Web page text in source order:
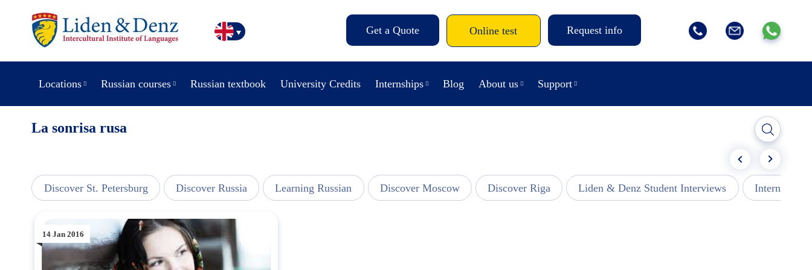
Get a Quote Online test Request info
Locations Russian courses Russian textbook University Credits Internships Blog About us Support
La sonrisa rusa
Discover St. Petersburg Discover Russia Learning Russian Discover Moscow Discover Riga Liden & Denz Student Interviews Internships -
14 Jan 2016